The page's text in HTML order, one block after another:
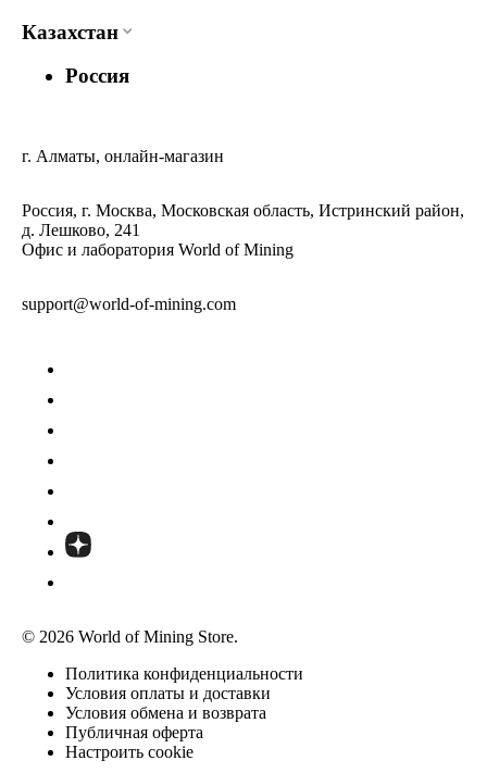
Казахстан
Россия
г. Алматы, онлайн-магазин
Россия, г. Москва, Московская область, Истринский район,
д. Лешково, 241
Офис и лаборатория World of Mining
support@world-of-mining.com
© 2026 World of Mining Store.
Политика конфиденциальности
Условия оплаты и доставки
Условия обмена и возврата
Публичная оферта
Настроить cookie